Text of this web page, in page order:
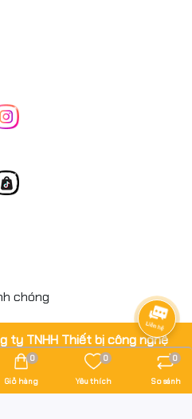
chóng
ty TNHH Thiết bị công nghệ
Thọ
bởiSapo
Giỏ hàng
0
Yêu thích
0
So sánh
0